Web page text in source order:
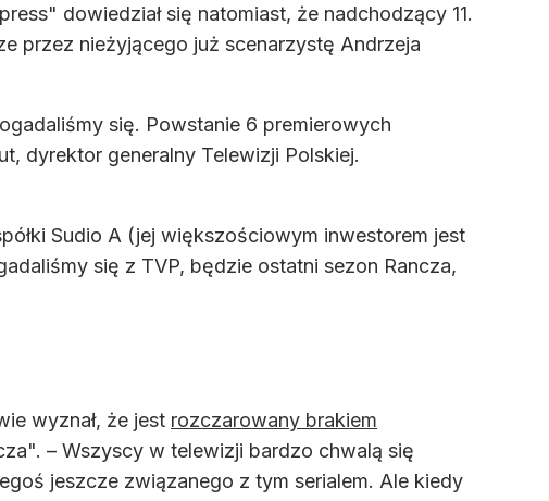
dowiedział się natomiast, że nadchodzący 11.
przez nieżyjącego już scenarzystę Andrzeja
się. Powstanie 6 premierowych
dyrektor generalny Telewizji Polskiej.
Sudio A (jej większościowym inwestorem jest
się z TVP, będzie ostatni sezon Rancza,
wyznał, że jest rozczarowany brakiem
– Wszyscy w telewizji bardzo chwalą się
jeszcze związanego z tym serialem. Ale kiedy